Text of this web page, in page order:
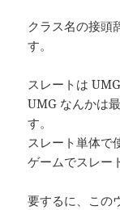
クラス名の接頭
す。
スレートは
UMG なんかは
す。
スレート単体で
ゲームでスレー
要するに、この